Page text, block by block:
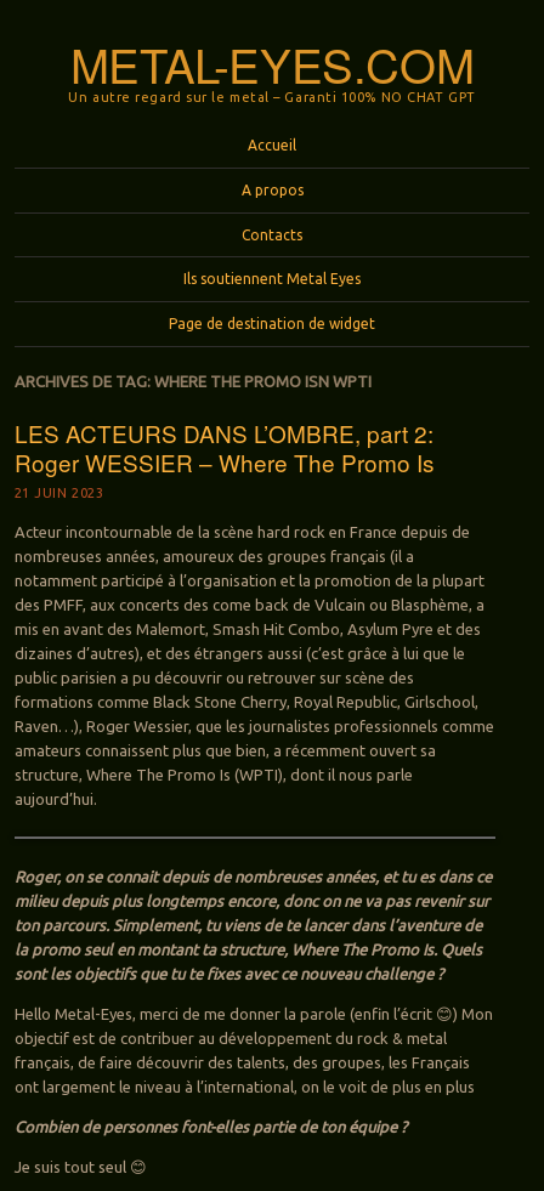
METAL-EYES.COM
Un autre regard sur le metal – Garanti 100% NO CHAT GPT
Accueil
A propos
Contacts
Ils soutiennent Metal Eyes
Page de destination de widget
ARCHIVES DE TAG: WHERE THE PROMO ISN WPTI
LES ACTEURS DANS L’OMBRE, part 2:
Roger WESSIER – Where The Promo Is
21 JUIN 2023
Acteur incontournable de la scène hard rock en France depuis de
nombreuses années, amoureux des groupes français (il a
notamment participé à l’organisation et la promotion de la plupart
des PMFF, aux concerts des come back de Vulcain ou Blasphème, a
mis en avant des Malemort, Smash Hit Combo, Asylum Pyre et des
dizaines d’autres), et des étrangers aussi (c’est grâce à lui que le
public parisien a pu découvrir ou retrouver sur scène des
formations comme Black Stone Cherry, Royal Republic, Girlschool,
Raven…), Roger Wessier, que les journalistes professionnels comme
amateurs connaissent plus que bien, a récemment ouvert sa
structure, Where The Promo Is (WPTI), dont il nous parle
aujourd’hui.
Roger, on se connait depuis de nombreuses années, et tu es dans ce
milieu depuis plus longtemps encore, donc on ne va pas revenir sur
ton parcours. Simplement, tu viens de te lancer dans l’aventure de
la promo seul en montant ta structure, Where The Promo Is. Quels
sont les objectifs que tu te fixes avec ce nouveau challenge ?
Hello Metal-Eyes, merci de me donner la parole (enfin l’écrit 😊) Mon
objectif est de contribuer au développement du rock & metal
français, de faire découvrir des talents, des groupes, les Français
ont largement le niveau à l’international, on le voit de plus en plus
Combien de personnes font-elles partie de ton équipe ?
Je suis tout seul 😊